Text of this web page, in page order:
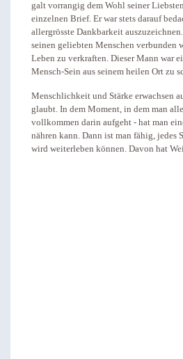
galt vorrangig dem Wohl seiner
einzelnen Brief. Er war stets darauf
allergrösste Dankbarkeit
seinen geliebten Menschen verbunden
Leben zu verkraften. Dieser Mann war
Mensch-Sein aus seinem heilen Ort zu
Menschlichkeit und Stärke erwachsen
glaubt. In dem Moment, in dem man
vollkommen darin aufgeht - hat man
nähren kann. Dann ist man fähig, jedes
wird weiterleben können. Davon hat